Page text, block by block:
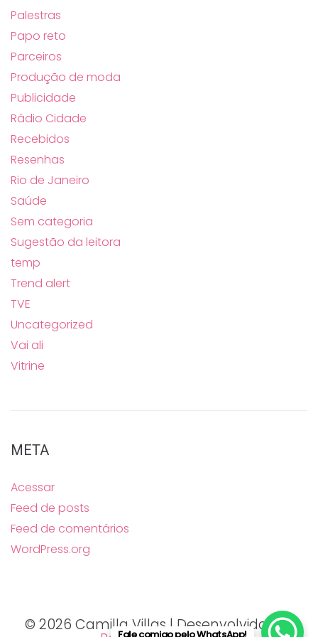
Palestras
Papo reto
Parceiros
Produção de moda
Publicidade
Rádio Cidade
Recebidos
Resenhas
Rio de Janeiro
Saúde
Sem categoria
Sugestão da leitora
temp
Trend alert
TVE
Uncategorized
Vai ali
Vitrine
META
Acessar
Feed de posts
Feed de comentários
WordPress.org
© 2026 Camilla Villas | Desenvolvido por